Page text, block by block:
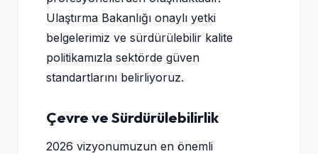
Ulaştırma Bakanlığı onaylı yetki
belgelerimiz ve sürdürülebilir kalite
politikamızla sektörde güven
standartlarını belirliyoruz.
Çevre ve Sürdürülebilirlik
2026 vizyonumuzun en önemli